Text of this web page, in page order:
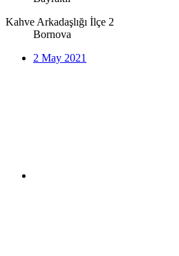
Kahve Arkadaşlığı İlçe 2
Bornova
2 May 2021